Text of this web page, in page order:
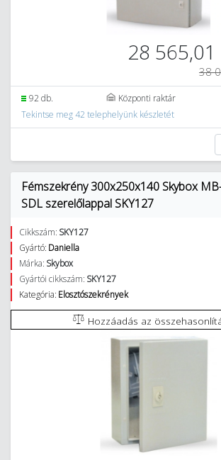
28 565,01
38
92 db. Központi raktár
Tekintse meg 42 telephelyünk készletét
Fémszekrény 300x250x140 Skybox
SDL szerelőlappal SKY127
Cikkszám: SKY127
Gyártó: Daniella
Márka: Skybox
Gyártói cikkszám: SKY127
Kategória: Elosztószekrények
Hozzáadás az